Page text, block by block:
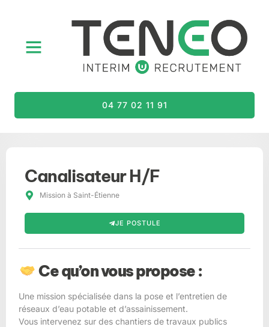
04 77 02 11 91
Canalisateur H/F
Mission à Saint-Étienne
JE POSTULE
Ce qu’on vous propose :
Une mission spécialisée dans la pose et l’entretien de
réseaux d’eau potable et d’assainissement.
Vous intervenez sur des chantiers de travaux publics